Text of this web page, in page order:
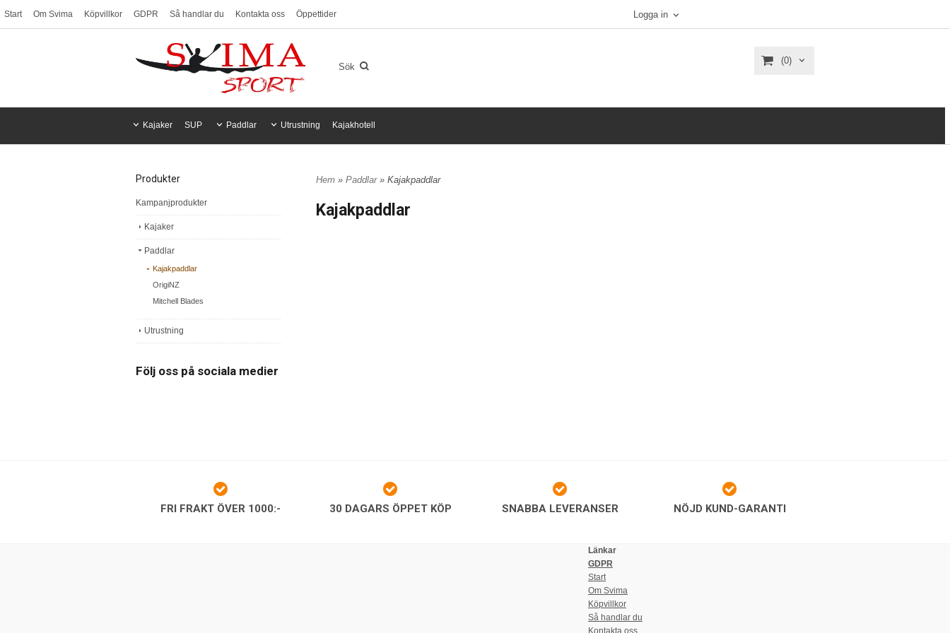
Start Om Svima Köpvillkor GDPR Så handlar du Kontakta oss Öppettider Logga in
(0)
Kajaker SUP Paddlar Utrustning Kajakhotell
Produkter
Kampanjprodukter
Kajaker
Paddlar
Kajakpaddlar
OrigiNZ
Mitchell Blades
Utrustning
Följ oss på sociala medier
Hem » Paddlar » Kajakpaddlar
Kajakpaddlar
FRI FRAKT ÖVER 1000:- 30 DAGARS ÖPPET KÖP SNABBA LEVERANSER NÖJD KUND-GARANTI
Länkar
GDPR
Start
Om Svima
Köpvillkor
Så handlar du
Kontakta oss